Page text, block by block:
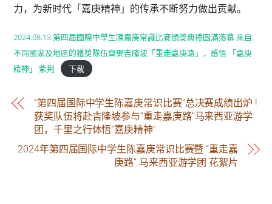
力，为新时代「嘉庚精神」的传承不断努力做出贡献。
2024.08.13 第四屆國際中學生陳嘉庚常識比賽頒獎典禮圓滿落幕 來自
不同國家及地區的獲獎隊伍齊聚吉隆坡「重走嘉庚路」，感悟 「嘉庚
精神」 紫荆
下載
“第四届国际中学生陈嘉庚常识比赛”总决赛成绩出炉 !
获奖队伍将赴吉隆坡参与“重走嘉庚路”马来西亚游学
团，千里之行体悟“嘉庚精神”
2024年第四届国际中学生陈嘉庚常识比赛暨 “重走嘉
庚路” 马来西亚游学团 花絮片